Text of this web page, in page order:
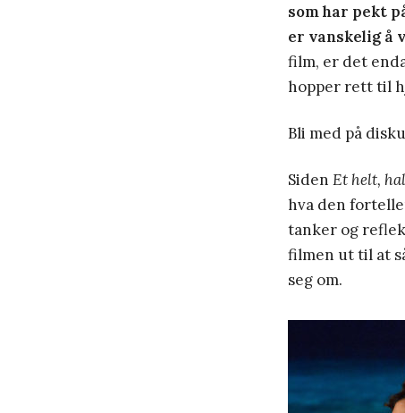
som har pekt
er vanskelig å
film, er det
hopper rett til
Bli med på
Siden Et helt,
hva den
tanker og
filmen ut til at
seg om.